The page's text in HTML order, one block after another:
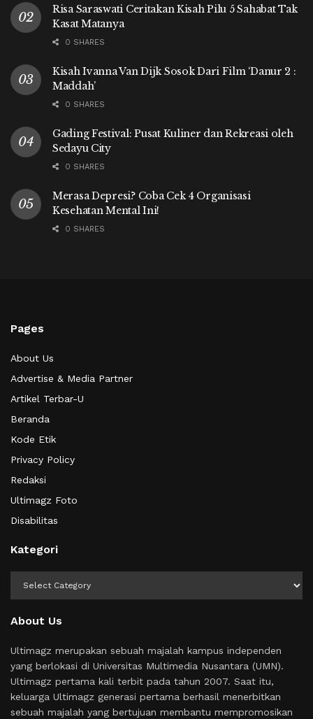
Risa Saraswati Ceritakan Kisah Pilu 5 Sahabat Tak
Kasat Matanya
0 SHARES
Kisah Ivanna Van Dijk Sosok Dari Film ‘Danur 2 :
Maddah’
0 SHARES
Gading Festival: Pusat Kuliner dan Rekreasi oleh
Sedayu City
0 SHARES
Merasa Depresi? Coba Cek 4 Organisasi
Kesehatan Mental Ini!
0 SHARES
Pages
About Us
Advertise & Media Partner
Artikel Terbar-U
Beranda
Kode Etik
Privacy Policy
Redaksi
Ultimagz Foto
Disabilitas
Kategori
About Us
Ultimagz merupakan sebuah majalah kampus independen
yang berlokasi di Universitas Multimedia Nusantara (UMN).
Ultimagz pertama kali terbit pada tahun 2007. Saat itu,
keluarga Ultimagz generasi pertama berhasil menerbitkan
sebuah majalah yang bertujuan membantu mempromosikan